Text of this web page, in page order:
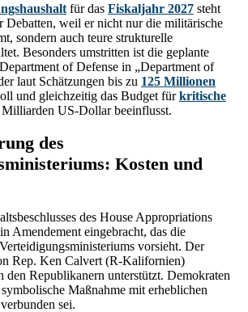
für das Fiskaljahr 2027 steht
Debatten, weil er nicht nur die militärische
sondern auch teure strukturelle
Besonders umstritten ist die geplante
of Defense in „Department of
laut Schätzungen bis zu 125 Millionen
und gleichzeitig das Budget fürkritische
US-Dollar beeinflusst.
des
Kosten und
des House Appropriations
Amendement eingebracht, das die
vorsieht. Der
Rep. Ken Calvert (R-Kalifornien)
den Republikanern unterstützt. Demokraten
Maßnahme mit erheblichen
sei.